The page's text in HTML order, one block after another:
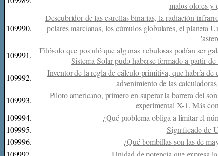
malos olores y
109990.
Descubridor de las estrellas binarias, la radiación
polares marcianas, los cúmulos globulares, el planeta
109991.
Filósofo que postuló que algunas nebulosas podían ser
Sistema Solar pudo haberse formado a partir
109992.
Inventor de la regla de cálculo primitiva, que habría
advenimiento de las
109993.
Piloto americano, primero en superar la barrera del
experimental X-1. Más
109994.
¿Qué problema obliga a limitar el
109995.
Significado de
109996.
¿Qué bombillas son las de
109997.
Unidad de potencia que expresa